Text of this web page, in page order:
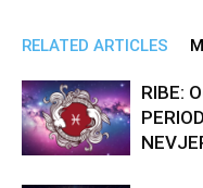
RELATED ARTICLES
RIBE: